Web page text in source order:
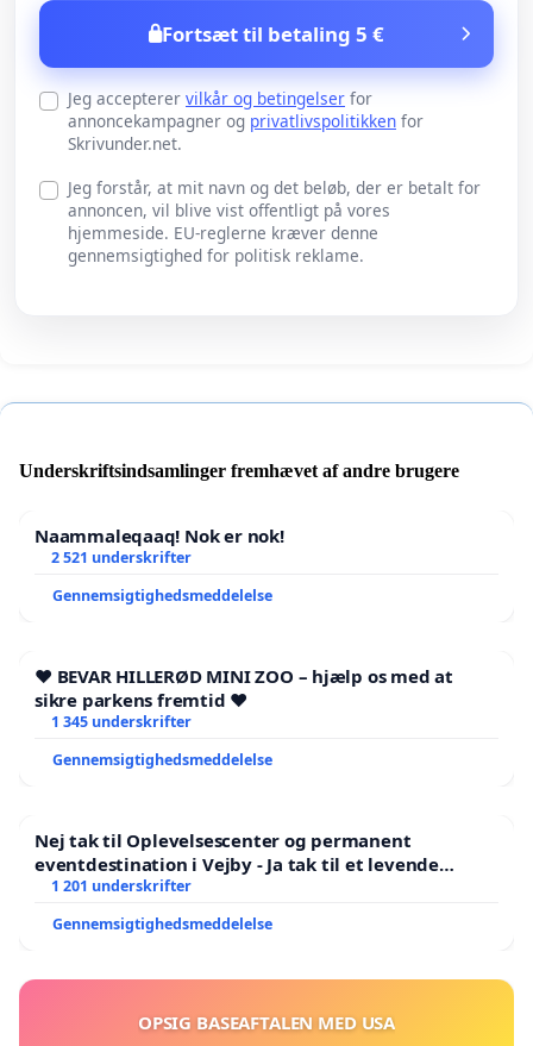
Fortsæt til betaling 5 €
Jeg accepterer vilkår og betingelser for
annoncekampagner og privatlivspolitikken for
Skrivunder.net.
Jeg forstår, at mit navn og det beløb, der er betalt for
annoncen, vil blive vist offentligt på vores
hjemmeside. EU-reglerne kræver denne
gennemsigtighed for politisk reklame.
Underskriftsindsamlinger fremhævet af andre brugere
Naammaleqaaq! Nok er nok!
2 521 underskrifter
Gennemsigtighedsmeddelelse
❤️ BEVAR HILLERØD MINI ZOO – hjælp os med at
sikre parkens fremtid ❤️
1 345 underskrifter
Gennemsigtighedsmeddelelse
Nej tak til Oplevelsescenter og permanent
eventdestination i Vejby - Ja tak til et levende
lokalområde i balance
1 201 underskrifter
Gennemsigtighedsmeddelelse
OPSIG BASEAFTALEN MED USA